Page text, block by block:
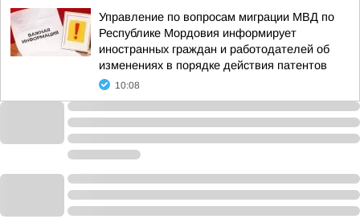
Управление по вопросам миграции МВД по
Республике Мордовия информирует
иностранных граждан и работодателей об
изменениях в порядке действия патентов
10:08